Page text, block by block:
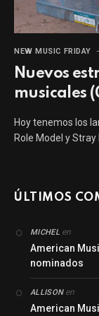
NEW MUSIC FRIDAY
Nuevos
musicales
Hoy tenemos los
Role Model y Stray
ÚLTIMOS
MICHEL en
American
nominados
ALLISONen
American